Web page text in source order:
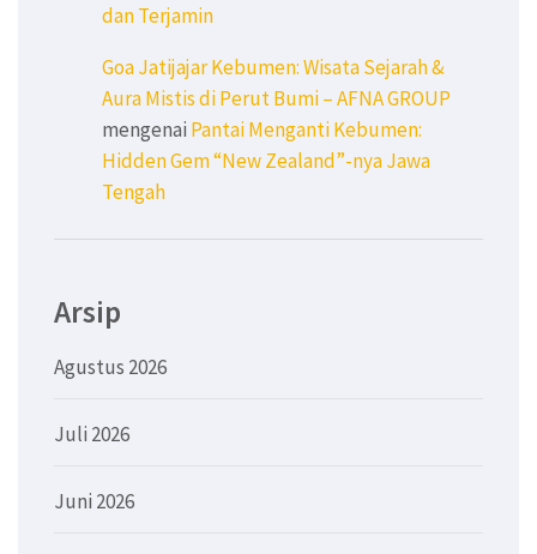
dan Terjamin
Goa Jatijajar Kebumen: Wisata Sejarah &
Aura Mistis di Perut Bumi – AFNA GROUP
mengenai Pantai Menganti Kebumen:
Hidden Gem “New Zealand”-nya Jawa
Tengah
Arsip
Agustus 2026
Juli 2026
Juni 2026